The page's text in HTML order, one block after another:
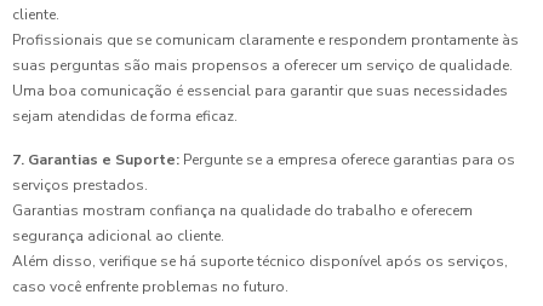
cliente.
Profissionais que se comunicam claramente e respondem prontamente às
suas perguntas são mais propensos a oferecer um serviço de qualidade.
Uma boa comunicação é essencial para garantir que suas necessidades
sejam atendidas de forma eficaz.
7. Garantias e Suporte: Pergunte se a empresa oferece garantias para os
serviços prestados.
Garantias mostram confiança na qualidade do trabalho e oferecem
segurança adicional ao cliente.
Além disso, verifique se há suporte técnico disponível após os serviços,
caso você enfrente problemas no futuro.